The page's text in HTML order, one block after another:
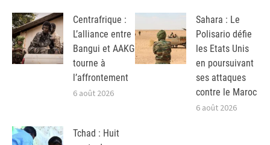
Centrafrique :
L’alliance entre
Bangui et AAKG
tourne à
l’affrontement
6 août 2026
Sahara : Le
Polisario défie
les Etats Unis
en poursuivant
ses attaques
contre le Maroc
6 août 2026
Tchad : Huit